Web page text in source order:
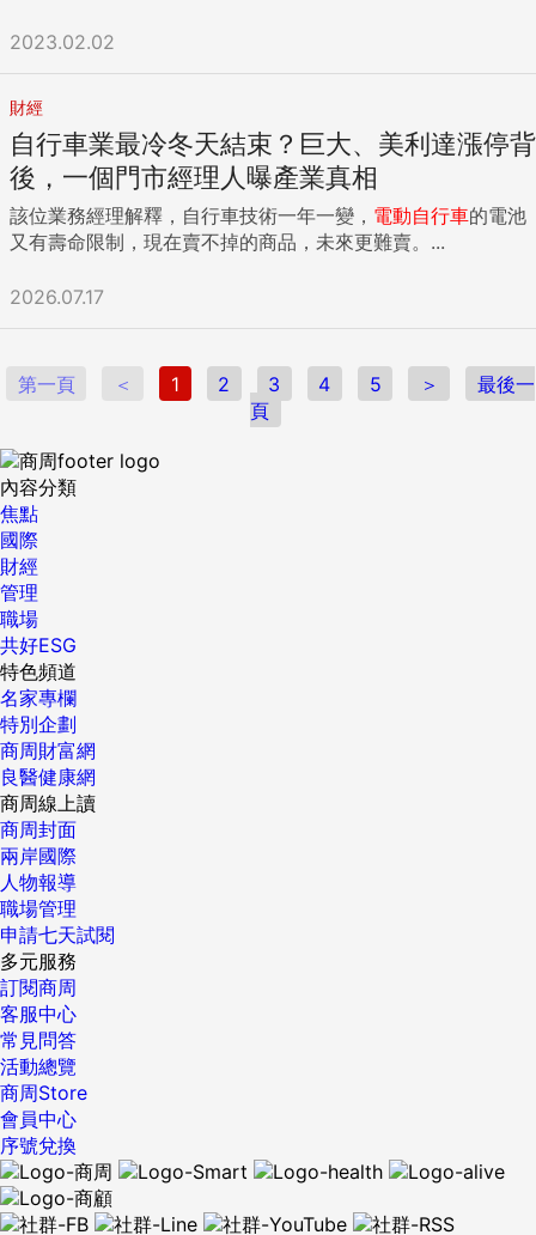
2023.02.02
財經
自行車業最冷冬天結束？巨大、美利達漲停背
後，一個門市經理人曝產業真相
該位業務經理解釋，自行車技術一年一變， 電動自行車的電池
又有壽命限制，現在賣不掉的商品，未來更難賣。...
2026.07.17
第一頁 ＜ 1 2 3 4 5 ＞
最後一
頁
內容分類
焦點
國際
財經
管理
職場
共好ESG
特色頻道
名家專欄
特別企劃
商周財富網
良醫健康網
商周線上讀
商周封面
兩岸國際
人物報導
職場管理
申請七天試閱
多元服務
訂閱商周
客服中心
常見問答
活動總覽
商周Store
會員中心
序號兌換